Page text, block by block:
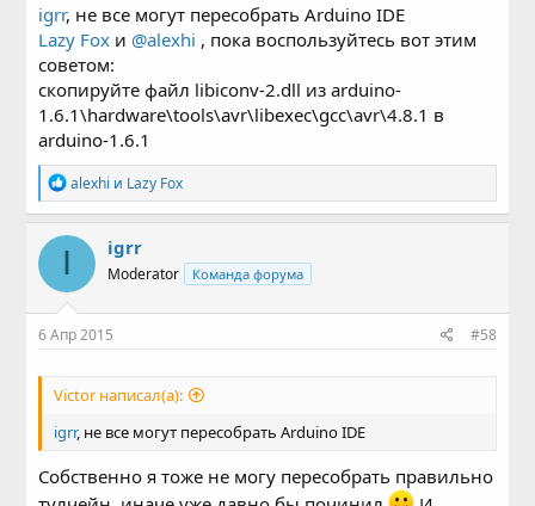
igrr, не все могут пересобрать Arduino IDE
Lazy Fox и @alexhi , пока воспользуйтесь вот этим
советом:
скопируйте файл libiconv-2.dll из arduino-
1.6.1\hardware\tools\avr\libexec\gcc\avr\4.8.1 в
arduino-1.6.1
Р
е
а
к
и
:
alexhi и Lazy Fox
I igrr
Moderator Команда форума
6 Апр 2015 #58
Victor написал(а):
igrr, не все могут пересобрать Arduino IDE
Собственно я тоже не могу пересобрать правильно